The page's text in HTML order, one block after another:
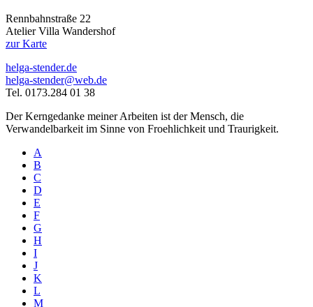
Rennbahnstraße 22
Atelier Villa Wandershof
zur Karte
helga-stender.de
helga-stender@web.de
Tel. 0173.284 01 38
Der Kerngedanke meiner Arbeiten ist der Mensch, die
Verwandelbarkeit im Sinne von Froehlichkeit und Traurigkeit.
A
B
C
D
E
F
G
H
I
J
K
L
M